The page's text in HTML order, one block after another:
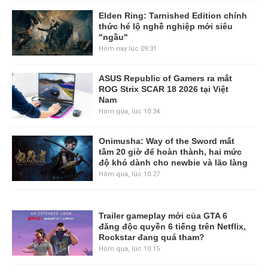
Elden Ring: Tarnished Edition chính
thức hé lộ nghề nghiệp mới siêu
"ngầu"
Hôm nay lúc 09:31
ASUS Republic of Gamers ra mắt
ROG Strix SCAR 18 2026 tại Việt
Nam
Hôm qua, lúc 10:34
Onimusha: Way of the Sword mất
tầm 20 giờ để hoàn thành, hai mức
độ khó dành cho newbie và lão làng
Hôm qua, lúc 10:27
Trailer gameplay mới của GTA 6
đăng độc quyền 6 tiếng trên Netflix,
Rockstar đang quá tham?
Hôm qua, lúc 10:15